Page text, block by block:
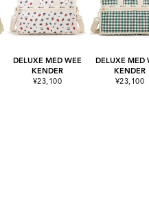
DELUXE MED WEE
KENDER
¥23,100
DELUXE MED
KENDER
¥23,100